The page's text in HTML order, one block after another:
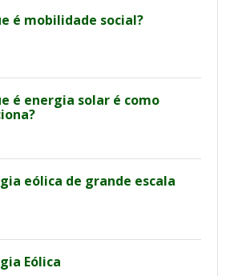
é mobilidade social?
é energia solar é como
eólica de grande escala
Eólica